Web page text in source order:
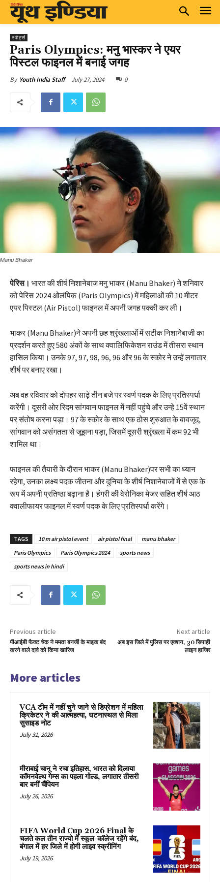
स्पोर्ट्स
Paris Olympics: मनु भास्कर ने एयर
पिस्टल फाइनल में बनाई जगह
By Youth India Staff July 27, 2024 0
Manu Bhaker
पेरिस। भारत की शीर्ष निशानेबाज मनु भाकर (Manu Bhaker) ने शनिवार
को पेरिस 2024 ओलंपिक (Paris Olympics) में महिलाओं की 10 मीटर
एयर पिस्टल (Air Pistol) फाइनल में अपनी जगह पक्की कर ली।
भाकर (Manu Bhaker)ने अपनी छह श्रृंखलाओं में सटीक निशानेबाजी का
प्रदर्शन करते हुए 580 अंकों के साथ क्वालिफिकेशन राउंड में तीसरा स्थान
हासिल किया। उनके 97, 97, 98, 96, 96 और 96 के स्कोर ने उन्हें लगातार
शीर्ष पर बनाए रखा।
अब वह रविवार को दोपहर साढ़े तीन बजे पर स्वर्ण पदक के लिए प्रतिस्पर्धा
करेंगी। दूसरी ओर रिदम सांगवान फाइनल में नहीं पहुंचे और उन्हे 15वें स्थान
पर संतोष करना पड़ा। 97 के स्कोर के साथ एक ठोस शुरुआत के बावजूद,
सांगवान को असंगतता से जूझना पड़ा, जिसमें दूसरी श्रृंखला में कम 92 भी
शामिल था।
फाइनल की तैयारी के दौरान भाकर (Manu Bhaker)पर सभी का ध्यान
रहेगा, उनका लक्ष्य पदक जीतना और दुनिया के शीर्ष निशानेबाजों में से एक के
रूप में अपनी प्रतिष्ठा बढ़ाना है। हंगरी की वेरोनिका मेजर सहित शीर्ष आठ
क्वालीफायर फाइनल में स्वर्ण पदक के लिए प्रतिस्पर्धा करेंगे।
TAGS 10 m air pistol event air pistol final
manu bhaker
Paris Olympics
Paris Olympics 2024
sports news
sports news in hindi
Previous article
पीआईबी फैक्ट चेक ने ममता बनर्जी के माइक बंद
करने वाले दावे को किया खारिज
Next article
अब इस जिले में पुलिस पर एक्शन, 30 सिपाही
लाइन हाजिर
More articles
VCA टीम में नहीं चुने जाने से डिप्रेशन में महिला
क्रिकेटर ने की आत्महत्या, घटनास्थल से मिला
सुसाइड नोट
July 31, 2026
मीराबाई चानू ने रचा इतिहास, भारत को दिलाया
कॉमनवेल्थ गेम्स का पहला गोल्ड, लगातार तीसरी
बार बनीं चैंपियन
July 26, 2026
FIFA World Cup 2026 Final के
चलते कल तीन राज्यो में स्कूल-कॉलेज रहेंगे बंद,
बंगाल में हर जिले में होगी लाइव स्क्रीनिंग
July 19, 2026